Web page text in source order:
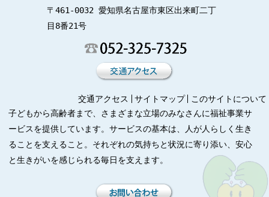
〒461-0032 愛知県名古屋市東区出来町二丁
目8番21号
交通アクセス サイトマップ
このサイトについて
子どもから高齢者まで、さまざまな立場のみなさんに福祉事業サ
ービスを提供しています。サービスの基本は、人が人らしく生き
ることを支えること。それぞれの気持ちと状況に寄り添い、安心
と生きがいを感じられる毎日を支えます。